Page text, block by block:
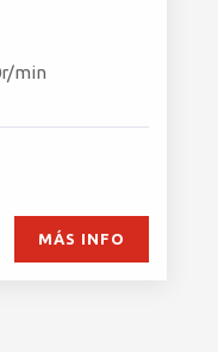
min
MÁS INFO